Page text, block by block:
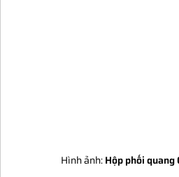
Hình ảnh:Hộp phối quang